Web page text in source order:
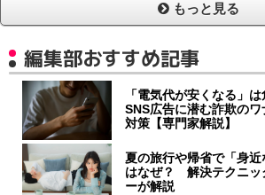
もっと見る
編集部おすすめ記事
「電気代が安くなる」
SNS広告に潜む詐欺の
対策【専門家解説】
夏の旅行や帰省で「身
はなぜ？ 解決テクニッ
ーが解説